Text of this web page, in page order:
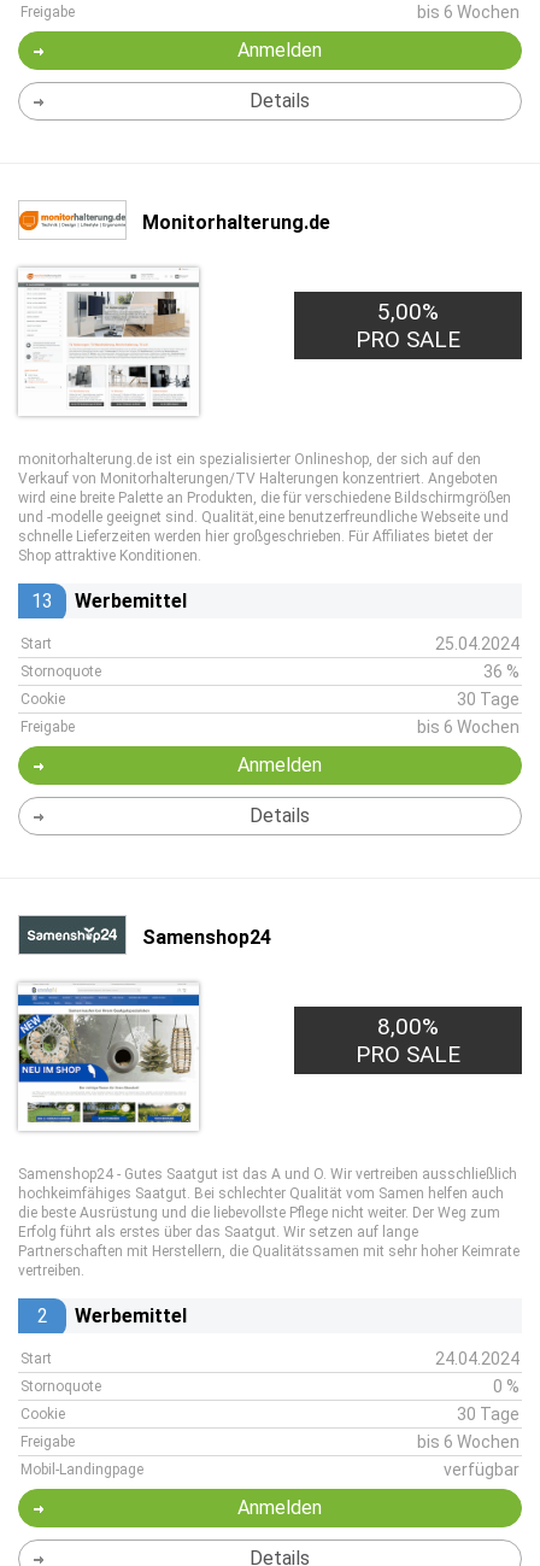
Freigabe bis 6 Wochen
Anmelden
Details
Monitorhalterung.de
5,00%
PRO SALE
monitorhalterung.de ist ein spezialisierter Onlineshop, der sich auf den
Verkauf von Monitorhalterungen/TV Halterungen konzentriert. Angeboten
wird eine breite Palette an Produkten, die für verschiedene Bildschirmgrößen
und -modelle geeignet sind. Qualität,eine benutzerfreundliche Webseite und
schnelle Lieferzeiten werden hier großgeschrieben. Für Affiliates bietet der
Shop attraktive Konditionen.
13 Werbemittel
Start 25.04.2024
Stornoquote 36 %
Cookie 30 Tage
Freigabe bis 6 Wochen
Anmelden
Details
Samenshop24
8,00%
PRO SALE
Samenshop24 - Gutes Saatgut ist das A und O. Wir vertreiben ausschließlich
hochkeimfähiges Saatgut. Bei schlechter Qualität vom Samen helfen auch
die beste Ausrüstung und die liebevollste Pflege nicht weiter. Der Weg zum
Erfolg führt als erstes über das Saatgut. Wir setzen auf lange
Partnerschaften mit Herstellern, die Qualitätssamen mit sehr hoher Keimrate
vertreiben.
2 Werbemittel
Start 24.04.2024
Stornoquote 0 %
Cookie 30 Tage
Freigabe bis 6 Wochen
Mobil-Landingpage verfügbar
Anmelden
Details